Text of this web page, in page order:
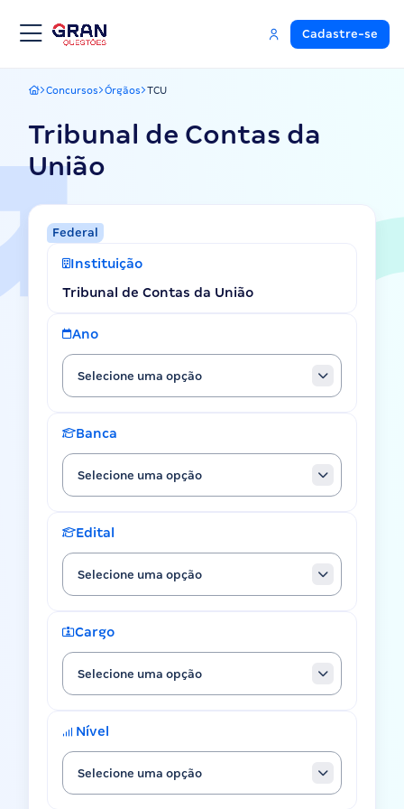
Cadastre-se
Gran Questões
Concursos Órgãos TCU
Tribunal de Contas da
União
Federal
Instituição
Tribunal de Contas da União
Ano
Selecione uma opção
Banca
Selecione uma opção
Edital
Selecione uma opção
Cargo
Selecione uma opção
Nível
Selecione uma opção